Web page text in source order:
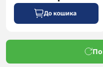
До кошика